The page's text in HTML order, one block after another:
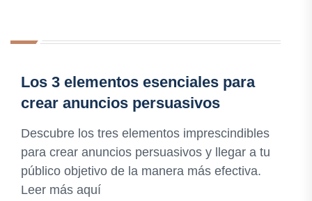
Los 3 elementos esenciales para
crear anuncios persuasivos
Descubre los tres elementos imprescindibles
para crear anuncios persuasivos y llegar a tu
público objetivo de la manera más efectiva.
Leer más aquí